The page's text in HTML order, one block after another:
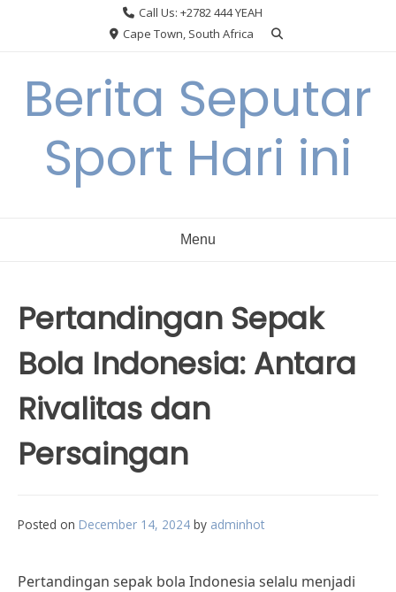
Call Us: +2782 444 YEAH
Cape Town, South Africa
Berita Seputar
Sport Hari ini
Menu
Pertandingan Sepak
Bola Indonesia: Antara
Rivalitas dan
Persaingan
Posted on December 14, 2024 by adminhot
Pertandingan sepak bola Indonesia selalu menjadi